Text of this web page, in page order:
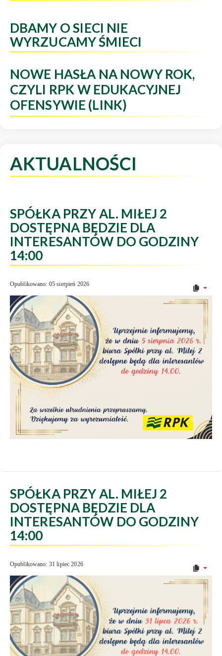
DBAMY O SIECI NIE
WYRZUCAMY ŚMIECI
NOWE HASŁA NA NOWY ROK,
CZYLI RPK W EDUKACYJNEJ
OFENSYWIE (LINK)
AKTUALNOŚCI
SPÓŁKA PRZY AL. MIŁEJ 2
DOSTĘPNA BĘDZIE DLA
INTERESANTÓW DO GODZINY
14:00
Opublikowano: 05 sierpień 2026
SPÓŁKA PRZY AL. MIŁEJ 2
DOSTĘPNA BĘDZIE DLA
INTERESANTÓW DO GODZINY
14:00
Opublikowano: 31 lipiec 2026